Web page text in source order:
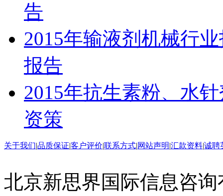
告
2015年输液剂机械行
报告
2015年抗生素粉、水
资策
关于我们|品质保证|客户评价|联系方式|网站声明|汇款资料|诚聘
北京新思界国际信息咨